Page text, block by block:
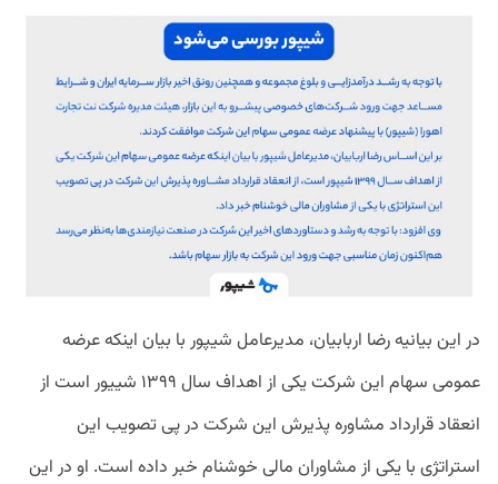
در این بیانیه رضا اربابیان،‌ مدیرعامل شیپور با بیان اینکه عرضه
عمومی سهام این شرکت یکی از اهداف سال ۱۳۹۹ شییور است از
انعقاد قرارداد مشاوره پذیرش این شرکت در پی تصویب این
استراتژی با یکی از مشاوران مالی خوشنام خبر داده است. او در این